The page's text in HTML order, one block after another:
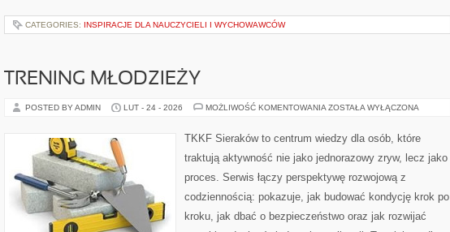
CATEGORIES: INSPIRACJE DLA NAUCZYCIELI I WYCHOWAWCÓW
TRENING MŁODZIEŻY
POSTED BY ADMIN LUT - 24 - 2026 MOŻLIWOŚĆ KOMENTOWANIA TRENING
ZOSTAŁA WYŁĄCZONA
TKKF Sieraków to centrum wiedzy dla osób, które
traktują aktywność nie jako jednorazowy zryw, lecz jako
proces. Serwis łączy perspektywę rozwojową z
codziennością: pokazuje, jak budować kondycję krok po
kroku, jak dbać o bezpieczeństwo oraz jak rozwijać